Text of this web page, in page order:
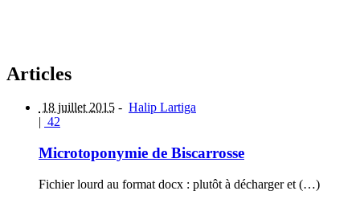
Articles
18 juillet 2015 - Halip Lartiga
| 42
Microtoponymie de Biscarrosse
Fichier lourd au format docx : plutôt à décharger et (…)